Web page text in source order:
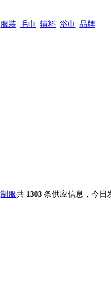
服装 毛巾 辅料 浴巾 品牌
制服共 1303 条供应信息，今日